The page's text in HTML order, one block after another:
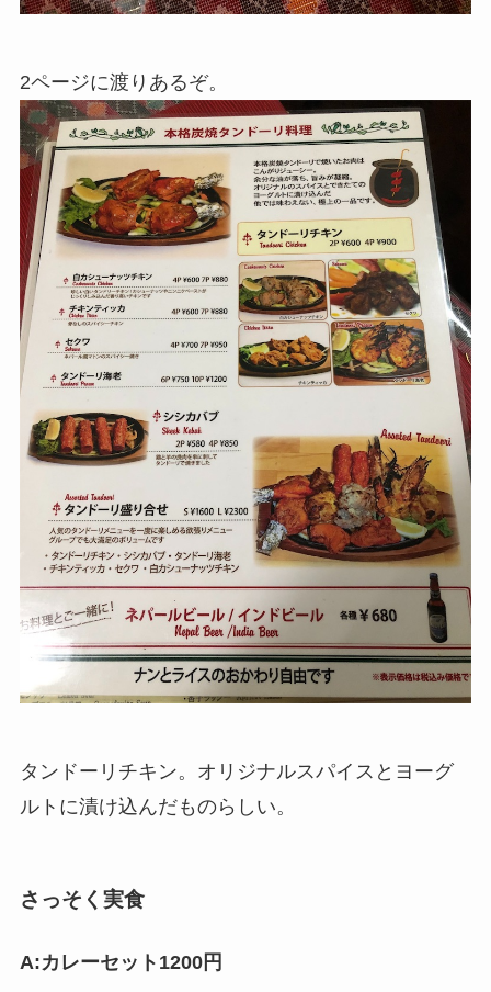
2ページに渡りあるぞ。
タンドーリチキン。オリジナルスパイスとヨーグ
ルトに漬け込んだものらしい。
さっそく実食
A:カレーセット1200円